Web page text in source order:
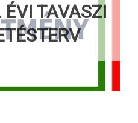
TAVASZI